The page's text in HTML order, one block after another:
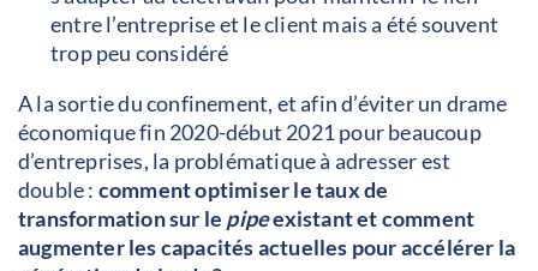
entre l’entreprise et le client mais a été souvent
trop peu considéré
A la sortie du confinement, et afin d’éviter un drame
économique fin 2020-début 2021 pour beaucoup
d’entreprises, la problématique à adresser est
double : comment optimiser le taux de
transformation sur le pipeexistant et comment
augmenter les capacités actuelles pour accélérer la